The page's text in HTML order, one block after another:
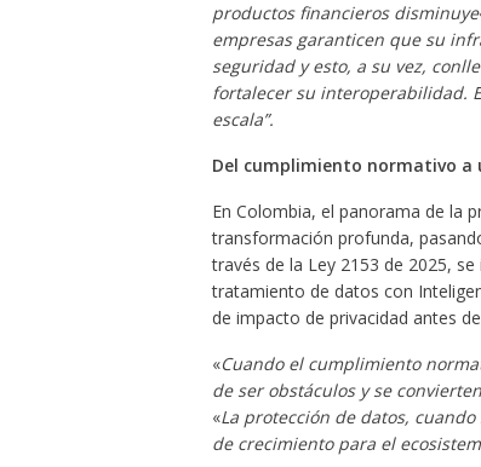
productos financieros disminuye
empresas garanticen que su
seguridad y esto, a su vez,
fortalecer su interoperabilidad.
escala”.
Del cumplimiento normativo a
En Colombia, el panorama de la
transformación profunda,
través de la Ley 2153 de 2025,
tratamiento de datos con
de impacto de privacidad antes
«Cuando el cumplimiento
de ser obstáculos y se
«La protección de datos,
de crecimiento para el